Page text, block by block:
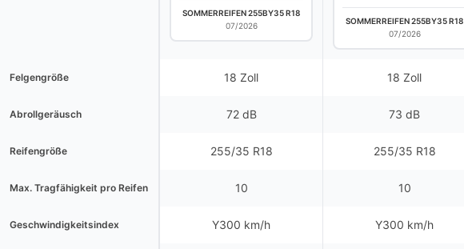
SOMMERREIFEN 255BY35 R18
07/2026
SOMMERREIFEN 255BY35 R18
07/2026
Felgengröße 18 Zoll 18 Zoll
Abrollgeräusch 72 dB 73 dB
Reifengröße 255/35 R18 255/35 R18
Max. Tragfähigkeit pro Reifen 10 10
Geschwindigkeitsindex Y300 km/h Y300 km/h